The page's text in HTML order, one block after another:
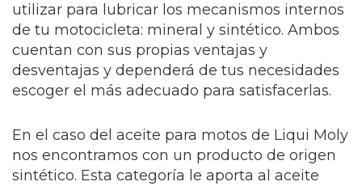
utilizar para lubricar los mecanismos internos
de tu motocicleta: mineral y sintético. Ambos
cuentan con sus propias ventajas y
desventajas y dependerá de tus necesidades
escoger el más adecuado para satisfacerlas.
En el caso del aceite para motos de Liqui Moly
nos encontramos con un producto de origen
sintético. Esta categoría le aporta al aceite